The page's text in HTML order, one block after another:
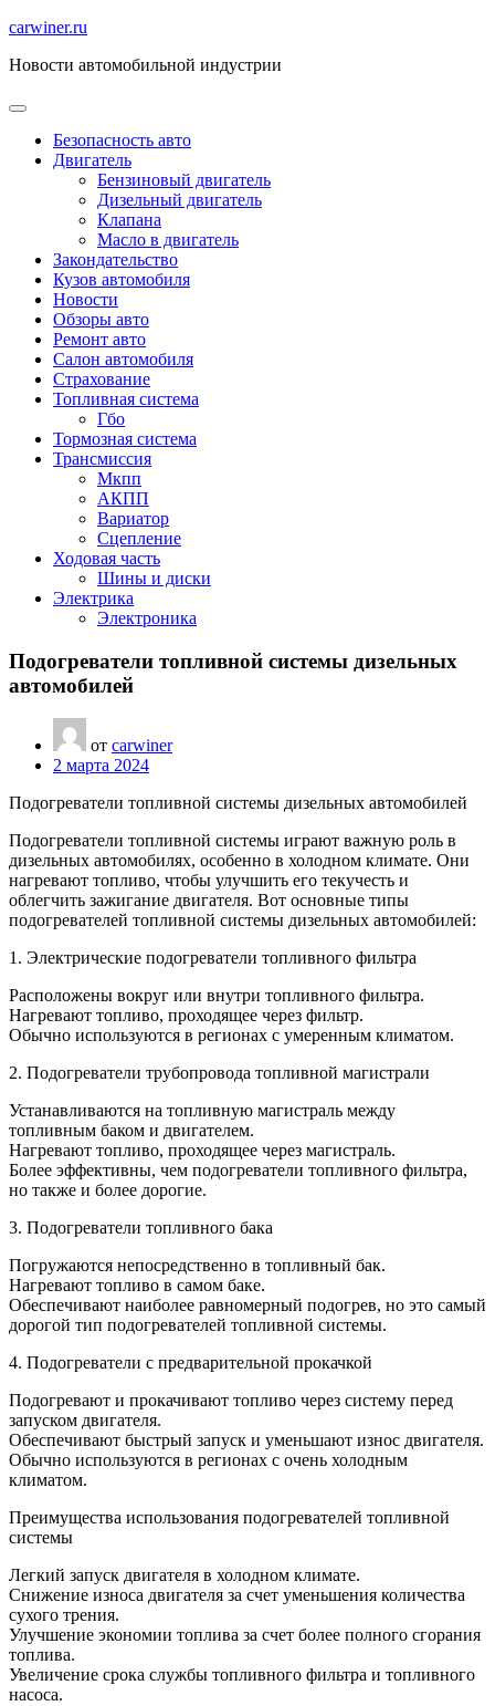
Перейти
содержимому
carwiner.ru
Новости автомобильной индустрии
Безопасность авто
Двигатель
Бензиновый двигатель
Дизельный двигатель
Клапана
Масло в двигатель
Закондательство
Кузов автомобиля
Новости
Обзоры авто
Ремонт авто
Салон автомобиля
Страхование
Топливная система
Гбо
Тормозная система
Трансмиссия
Мкпп
АКПП
Вариатор
Сцепление
Ходовая часть
Шины и диски
Электрика
Электроника
Подогреватели топливной системы дизельных
автомобилей
от carwiner
2 марта 2024
Подогреватели топливной системы дизельных автомобилей
Подогреватели топливной системы играют важную роль в
дизельных автомобилях, особенно в холодном климате. Они
нагревают топливо, чтобы улучшить его текучесть и
облегчить зажигание двигателя. Вот основные типы
подогревателей топливной системы дизельных автомобилей:
1. Электрические подогреватели топливного фильтра
Расположены вокруг или внутри топливного фильтра.
Нагревают топливо, проходящее через фильтр.
Обычно используются в регионах с умеренным климатом.
2. Подогреватели трубопровода топливной магистрали
Устанавливаются на топливную магистраль между
топливным баком и двигателем.
Нагревают топливо, проходящее через магистраль.
Более эффективны, чем подогреватели топливного фильтра,
но также и более дорогие.
3. Подогреватели топливного бака
Погружаются непосредственно в топливный бак.
Нагревают топливо в самом баке.
Обеспечивают наиболее равномерный подогрев, но это самый
дорогой тип подогревателей топливной системы.
4. Подогреватели с предварительной прокачкой
Подогревают и прокачивают топливо через систему перед
запуском двигателя.
Обеспечивают быстрый запуск и уменьшают износ двигателя.
Обычно используются в регионах с очень холодным
климатом.
Преимущества использования подогревателей топливной
системы
Легкий запуск двигателя в холодном климате.
Снижение износа двигателя за счет уменьшения количества
сухого трения.
Улучшение экономии топлива за счет более полного сгорания
топлива.
Увеличение срока службы топливного фильтра и топливного
насоса.